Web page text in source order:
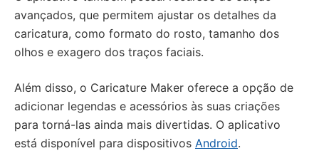
avançados, que permitem ajustar os detalhes da
caricatura, como formato do rosto, tamanho dos
olhos e exagero dos traços faciais.
Além disso, o Caricature Maker oferece a opção de
adicionar legendas e acessórios às suas criações
para torná-las ainda mais divertidas. O aplicativo
está disponível para dispositivos Android.